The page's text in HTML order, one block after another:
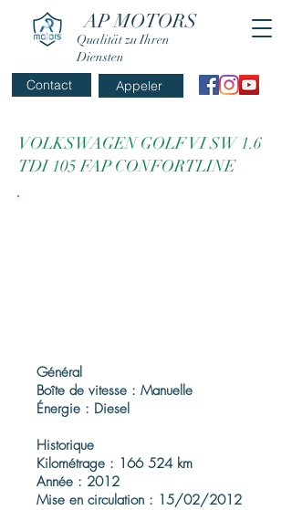
AP MOTORS
Qualität zu Ihren
Diensten
Appeler
Contact
VOLKSWAGEN GOLF VI SW 1.6
TDI 105 FAP CONFORTLINE
Général
Boîte de vitesse : Manuelle
Énergie : Diesel
Historique
Kilométrage : 166 524 km
Année : 2012
Mise en circulation : 15/02/2012